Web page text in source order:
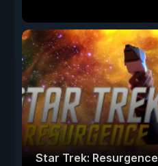
Star Trek: Resurgence